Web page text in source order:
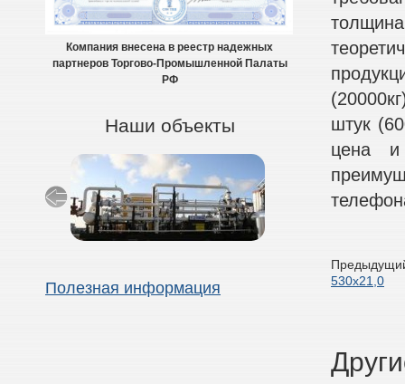
Компания внесена в реестр надежных
партнеров Торгово-Промышленной Палаты
РФ
Наши объекты
Полезная информация
штук
цена и
530х21,0